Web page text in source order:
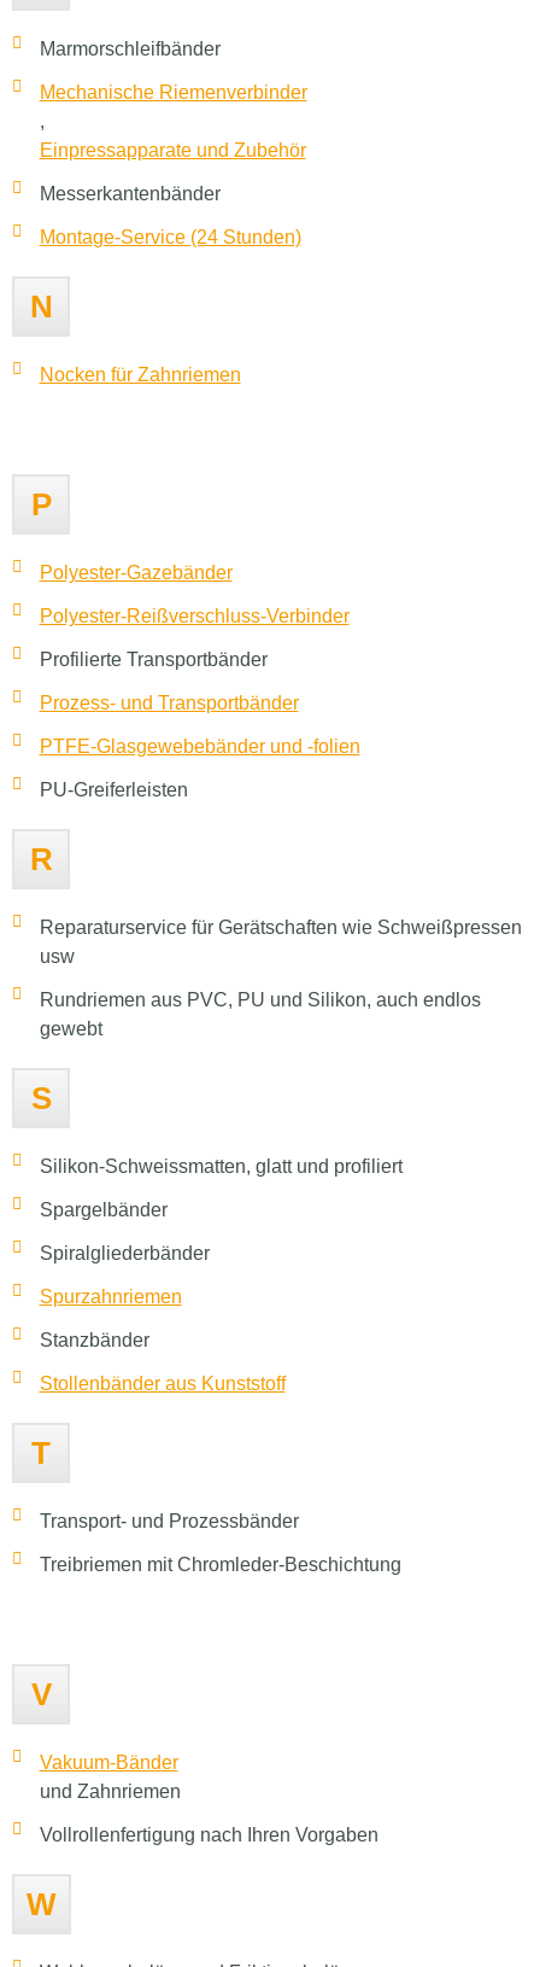
Marmorschleifbänder
Mechanische Riemenverbinder
,
Einpressapparate und Zubehör
Messerkantenbänder
Montage-Service (24 Stunden)
N
Nocken für Zahnriemen
P
Polyester-Gazebänder
Polyester-Reißverschluss-Verbinder
Profilierte Transportbänder
Prozess- und Transportbänder
PTFE-Glasgewebebänder und -folien
PU-Greiferleisten
R
Reparaturservice für Gerätschaften wie Schweißpressen
usw
Rundriemen aus PVC, PU und Silikon, auch endlos
gewebt
S
Silikon-Schweissmatten, glatt und profiliert
Spargelbänder
Spiralgliederbänder
Spurzahnriemen
Stanzbänder
Stollenbänder aus Kunststoff
T
Transport- und Prozessbänder
Treibriemen mit Chromleder-Beschichtung
V
Vakuum-Bänder
und Zahnriemen
Vollrollenfertigung nach Ihren Vorgaben
W